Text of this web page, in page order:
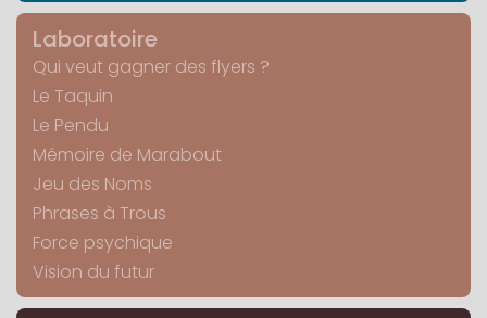
Laboratoire
Qui veut gagner des flyers ?
Le Taquin
Le Pendu
Mémoire de Marabout
Jeu des Noms
Phrases à Trous
Force psychique
Vision du futur